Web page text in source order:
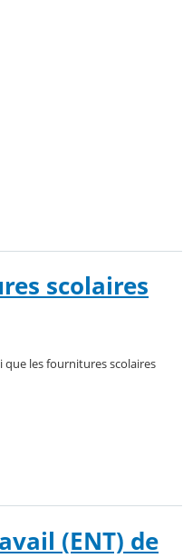
scolaires
que les fournitures scolaires
(ENT) de